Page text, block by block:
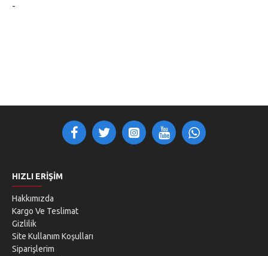
-
HIZLI ERIŞIM
Hakkımızda
Kargo Ve Teslimat
Gizlilik
Site Kullanım Koşulları
Siparişlerim